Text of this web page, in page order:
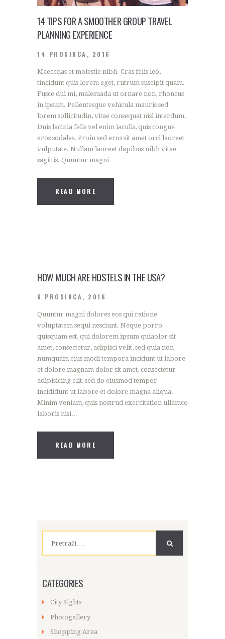
14 TIPS FOR A SMOOTHER GROUP TRAVEL
PLANNING EXPERIENCE
14 PROSINCA, 2016
Maecenas et molestie nibh. Cras felis leo,
tincidunt quis lorem eget, rutrum suscipit quam.
Fusce dui mi, malesuada ut ornare non, rhoncus
in ipsum. Pellentesque vehicula mauris sed
lorem sollicitudin, vitae consequat nisl interdum.
Duis lacinia felis vel enim iaculis, quis congue
eros sodales. Proin sed eros sit amet orci laoreet
vulputate. Nullam laoreet dapibus nibh vitae
sagittis. Quuntur magni…
READ MORE
HOW MUCH ARE HOSTELS IN THE USA?
6 PROSINCA, 2016
Quuntur magni dolores eos qui ratione
voluptatem sequi nesciunt. Neque porro
quisquam est, qui dolorem ipsum quiaolor sit
amet, consectetur, adipisci velit, sed quia non
numquam eius modi tempora incidunt ut labore
et dolore magnam dolor sit amet, consectetur
adipisicing elit, sed do eiusmod tempor
incididunt ut labore et dolore magna aliqua.
Minim veniam, quis nostrud exercitation ullamco
laboris nisi…
READ MORE
CATEGORIES
City Sights
Photogallery
Shopping Area